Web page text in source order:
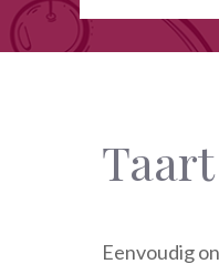
Eenvoudig